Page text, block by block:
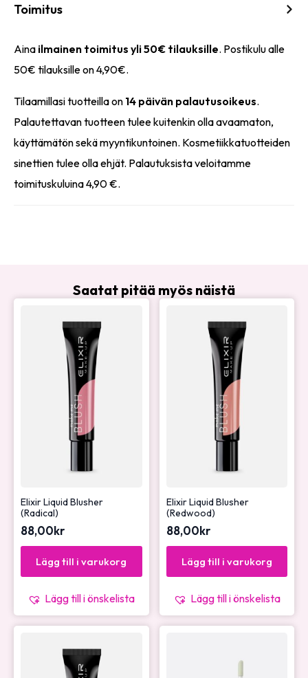
Toimitus
Aina ilmainen toimitus yli 50€ tilauksille. Postikulu alle
50€ tilauksille on 4,90€.
Tilaamillasi tuotteilla on 14 päivän palautusoikeus.
Palautettavan tuotteen tulee kuitenkin olla avaamaton,
käyttämätön sekä myyntikuntoinen. Kosmetiikkatuotteiden
sinettien tulee olla ehjät. Palautuksista veloitamme
toimituskuluina 4,90 €.
Saatat pitää myös näistä
Elixir Liquid Blusher
(Radical)
88,00kr
Lägg till i varukorg
Lägg till i önskelista
Elixir Liquid Blusher
(Redwood)
88,00kr
Lägg till i varukorg
Lägg till i önskelista